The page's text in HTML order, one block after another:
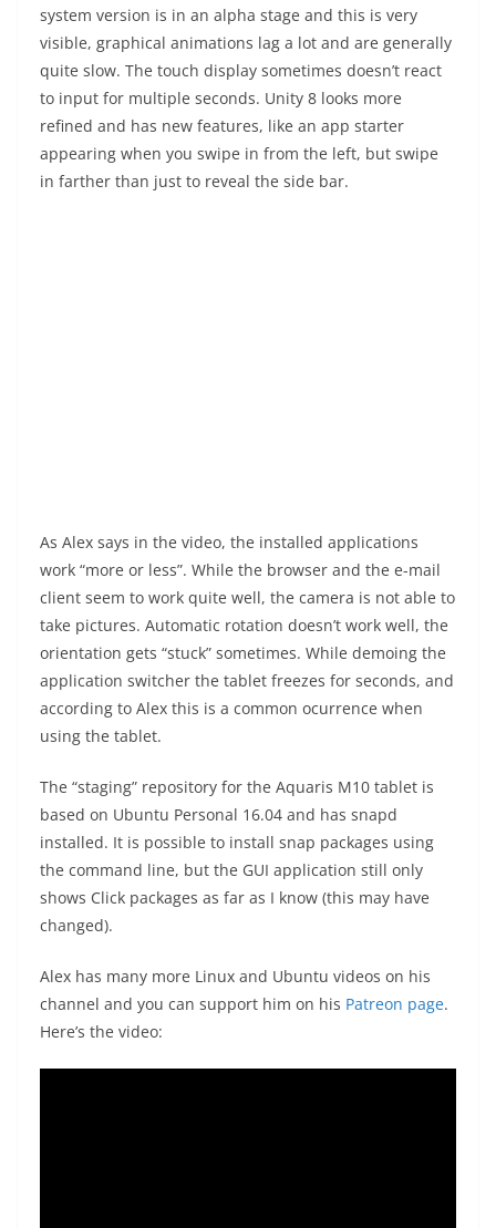
system version is in an alpha stage and this is very
visible, graphical animations lag a lot and are generally
quite slow. The touch display sometimes doesn’t react
to input for multiple seconds. Unity 8 looks more
refined and has new features, like an app starter
appearing when you swipe in from the left, but swipe
in farther than just to reveal the side bar.
As Alex says in the video, the installed applications
work “more or less”. While the browser and the e-mail
client seem to work quite well, the camera is not able to
take pictures. Automatic rotation doesn’t work well, the
orientation gets “stuck” sometimes. While demoing the
application switcher the tablet freezes for seconds, and
according to Alex this is a common ocurrence when
using the tablet.
The “staging” repository for the Aquaris M10 tablet is
based on Ubuntu Personal 16.04 and has snapd
installed. It is possible to install snap packages using
the command line, but the GUI application still only
shows Click packages as far as I know (this may have
changed).
Alex has many more Linux and Ubuntu videos on his
channel and you can support him on his Patreon page.
Here’s the video: